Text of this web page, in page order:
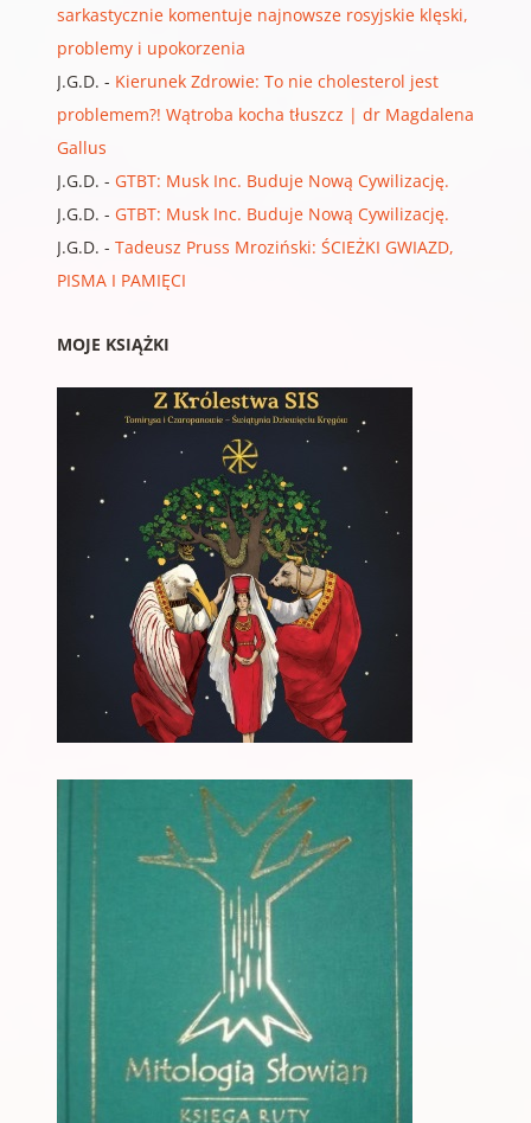
sarkastycznie komentuje najnowsze rosyjskie klęski,
problemy i upokorzenia
J.G.D. - Kierunek Zdrowie: To nie cholesterol jest
problemem?! Wątroba kocha tłuszcz | dr Magdalena
Gallus
J.G.D. - GTBT: Musk Inc. Buduje Nową Cywilizację.
J.G.D. - GTBT: Musk Inc. Buduje Nową Cywilizację.
J.G.D. - Tadeusz Pruss Mroziński: ŚCIEŻKI GWIAZD,
PISMA I PAMIĘCI
MOJE KSIĄŻKI